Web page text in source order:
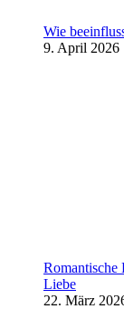
Wie
9. April 2026
Romantische
Liebe
22. März